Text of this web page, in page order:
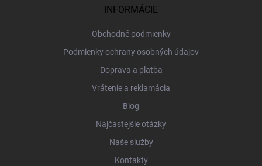
INFORMÁCIE
Obchodné podmienky
Podmienky ochrany osobných údajov
Doprava a platba
Vrátenie a reklamácia
Blog
Najčastejšie otázky
Naše služby
Kontakty